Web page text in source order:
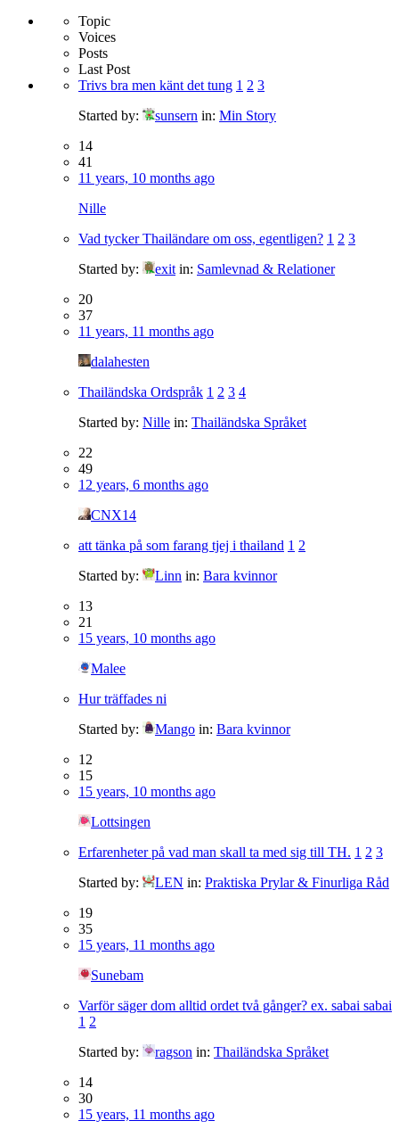
Topic
Voices
Posts
Last Post
Trivs bra men känt det tung 1 2 3
Started by:
sunsern in: Min Story
14
41
11 years, 10 months ago
Nille
Vad tycker Thailändare om oss, egentligen? 1 2 3
Started by:
exit in: Samlevnad & Relationer
20
37
11 years, 11 months ago
dalahesten
Thailändska Ordspråk 1 2 3 4
Started by: Nille in: Thailändska Språket
22
49
12 years, 6 months ago
CNX14
att tänka på som farang tjej i thailand 1 2
Started by:
Linn in: Bara kvinnor
13
21
15 years, 10 months ago
Malee
Hur träffades ni
Started by:
Mango in: Bara kvinnor
12
15
15 years, 10 months ago
Lottsingen
Erfarenheter på vad man skall ta med sig till TH. 1 2 3
Started by:
LEN in: Praktiska Prylar & Finurliga Råd
19
35
15 years, 11 months ago
Sunebam
Varför säger dom alltid ordet två gånger? ex. sabai sabai
1 2
Started by:
ragson in: Thailändska Språket
14
30
15 years, 11 months ago